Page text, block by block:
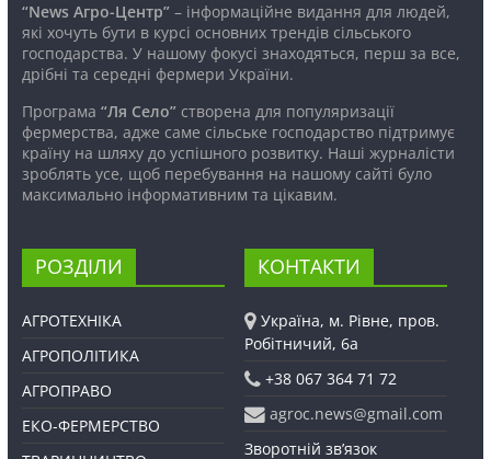
“News Агро-Центр”– інформаційне видання для людей,
які хочуть бути в курсі основних трендів сільського
господарства. У нашому фокусі знаходяться, перш за все,
дрібні та середні фермери України.
Програма “Ля Село”створена для популяризації
фермерства, адже саме сільське господарство підтримує
країну на шляху до успішного розвитку. Наші журналісти
зроблять усе, щоб перебування на нашому сайті було
максимально інформативним та цікавим.
РОЗДІЛИ
АГРОТЕХНІКА
АГРОПОЛІТИКА
АГРОПРАВО
ЕКО-ФЕРМЕРСТВО
КОНТАКТИ
Україна, м. Рівне, пров.
Робітничий, 6а
+38 067 364 71 72
agroc.news@gmail.com
Зворотній зв’язок